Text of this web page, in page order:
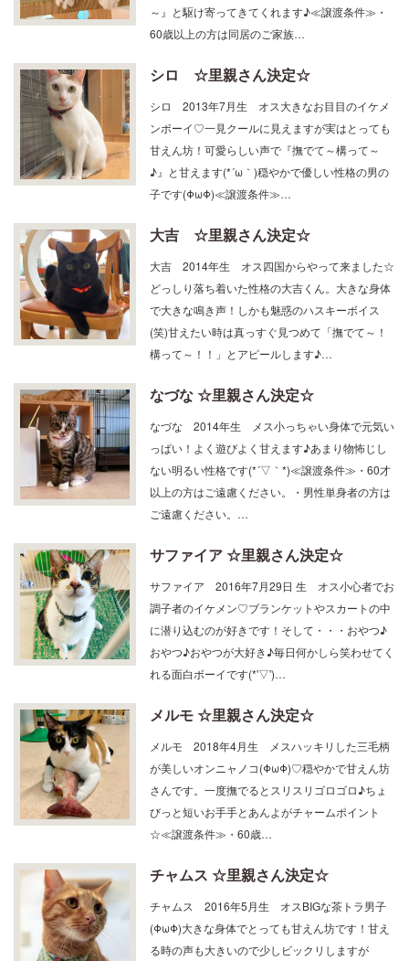
60歳以上の方は同居のご家族…
シロ 2013年7月生 オス大きなお目目のイケメ
ンボーイ♡一見クールに見えますが実はとっても
甘えん坊！可愛らしい声で『撫でて～構って～
♪』と甘えます(*´ω｀)穏やかで優しい性格の男の
子です(ΦωΦ)≪譲渡条件≫…
大吉 2014年生 オス四国からやって来ました☆
どっしり落ち着いた性格の大吉くん。大きな身体
で大きな鳴き声！しかも魅惑のハスキーボイス
(笑)甘えたい時は真っすぐ見つめて「撫でて～！
構って～！！」とアピールします♪…
なづな 2014年生 メス小っちゃい身体で元気い
っぱい！よく遊びよく甘えます♪あまり物怖じし
ない明るい性格です(*´▽｀*)≪譲渡条件≫・60才
以上の方はご遠慮ください。・男性単身者の方は
ご遠慮ください。…
サファイア 2016年7月29日 生 オス小心者でお
調子者のイケメン♡ブランケットやスカートの中
に潜り込むのが好きです！そして・・・おやつ♪
おやつ♪おやつが大好き♪毎日何かしら笑わせてく
れる面白ボーイです(*'▽')…
メルモ 2018年4月生 メスハッキリした三毛柄
が美しいオンニャノコ(ΦωΦ)♡穏やかで甘えん坊
さんです。一度撫でるとスリスリゴロゴロ♪ちょ
びっと短いお手手とあんよがチャームポイント
☆≪譲渡条件≫・60歳…
チャムス 2016年5月生 オスBIGな茶トラ男子
(ΦωΦ)大きな身体でとっても甘えん坊です！甘え
る時の声も大きいので少しビックリしますが
(^_^;)名前を呼びながら沢山撫でてあげてくださ